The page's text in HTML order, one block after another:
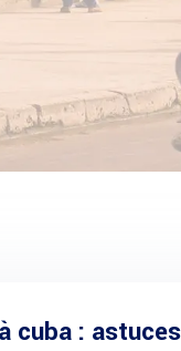
cuba :